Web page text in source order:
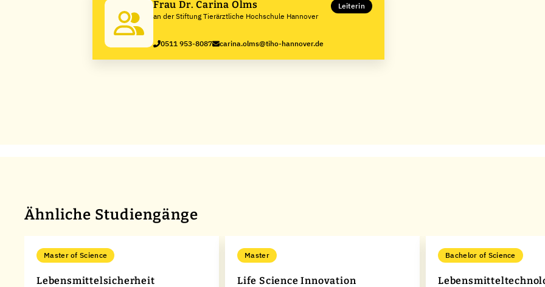
Frau Dr. Carina Olms
an der Stiftung Tierärztliche Hochschule Hannover
Leiterin
0511 953-8087 carina.olms@tiho-hannover.de
Ähnliche Studiengänge
Master of Science
Lebensmittelsicherheit
Master
Life Science Innovation
Bachelor of Science